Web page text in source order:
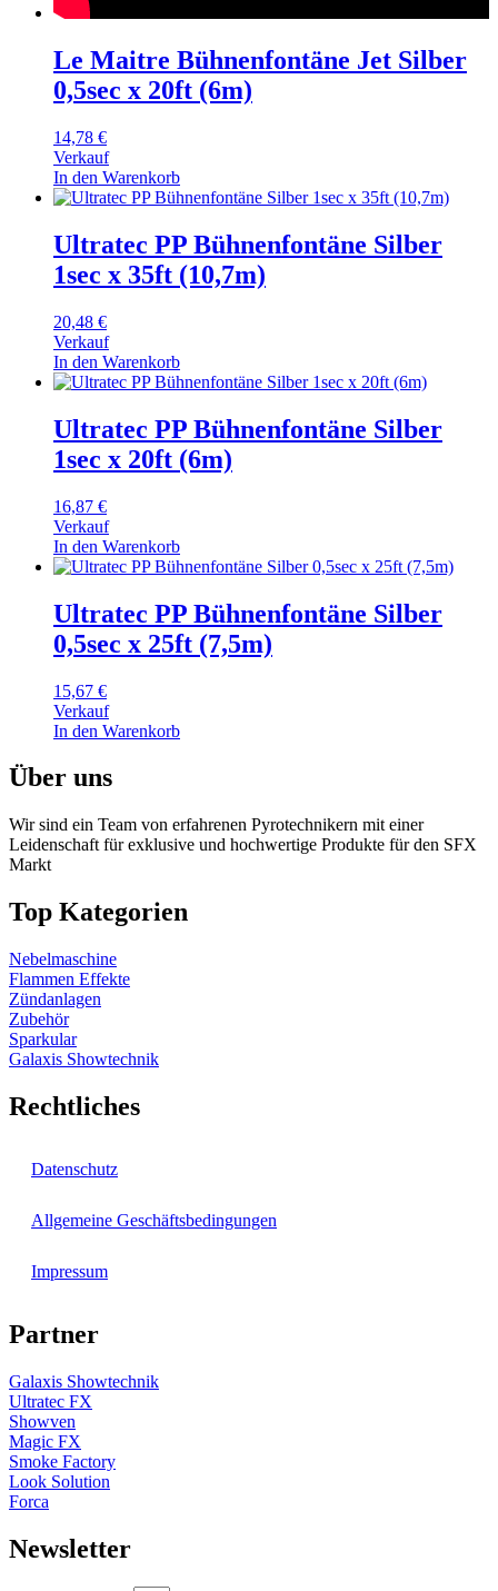
Le Maitre Bühnenfontäne Jet Silber
0,5sec x 20ft (6m)
14,78 €
Verkauf
In den Warenkorb
Ultratec PP Bühnenfontäne Silber
1sec x 35ft (10,7m)
20,48 €
Verkauf
In den Warenkorb
Ultratec PP Bühnenfontäne Silber
1sec x 20ft (6m)
16,87 €
Verkauf
In den Warenkorb
Ultratec PP Bühnenfontäne Silber
0,5sec x 25ft (7,5m)
15,67 €
Verkauf
In den Warenkorb
Über uns
Wir sind ein Team von erfahrenen Pyrotechnikern mit einer
Leidenschaft für exklusive und hochwertige Produkte für den SFX
Markt
Top Kategorien
Nebelmaschine
Flammen Effekte
Zündanlagen
Zubehör
Sparkular
Galaxis Showtechnik
Rechtliches
Datenschutz
Allgemeine Geschäftsbedingungen
Impressum
Partner
Galaxis Showtechnik
Ultratec FX
Showven
Magic FX
Smoke Factory
Look Solution
Forca
Newsletter